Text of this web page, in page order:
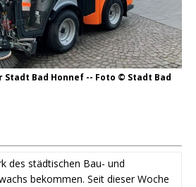
Stadt Bad Honnef -- Foto © Stadt Bad
des städtischen Bau- und
bekommen. Seit dieser Woche